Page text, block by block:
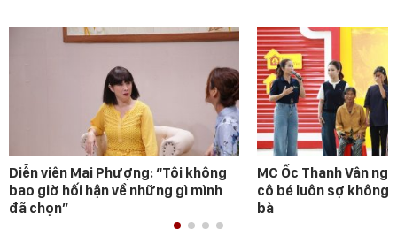
Diễn viên Mai Phượng: “Tôi không
bao giờ hối hận về những gì mình
đã chọn”
MC Ốc Thanh Vân
cô bé luôn sợ không
bà